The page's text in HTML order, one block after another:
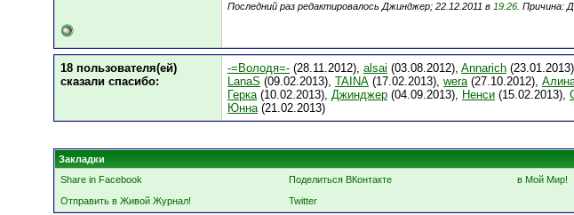
Последний раз редактировалось Джинджер; 22.12.2011 в 19:26 . Причина:
18 пользователя(ей)
сказали cпасибо:
-=Володя=- (28.11.2012), alsai (03.08.2012), Annarich
LanaS (09.02.2013), TAINA (17.02.2013), wera(27.10.2012),
Герка(10.02.2013), Джинджер (04.09.2013), Ненси (15.02.2013),
Юнна(21.02.2013)
Закладки
Share in Facebook
Поделиться ВКонтакте в Мой Мир!
Отправить в Живой Журнал!
Twitter